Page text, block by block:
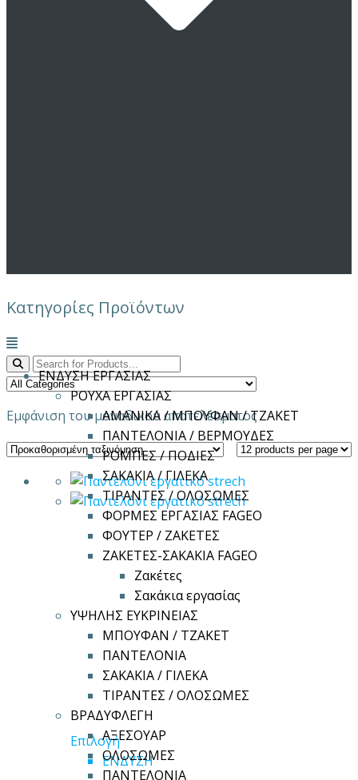
Κατηγορίες Προϊόντων
Μενού
ΕΝΔΥΣΗ ΕΡΓΑΣΙΑΣ
ΡΟΥΧΑ ΕΡΓΑΣΙΑΣ
ΑΜΑΝΙΚΑ / ΜΠΟΥΦΑΝ / ΤΖΑΚΕΤ
ΠΑΝΤΕΛΟΝΙΑ / ΒΕΡΜΟΥΔΕΣ
ΡΟΜΠΕΣ / ΠΟΔΙΕΣ
ΣΑΚΑΚΙΑ / ΓΙΛΕΚΑ
ΤΙΡΑΝΤΕΣ / ΟΛΟΣΩΜΕΣ
ΦΟΡΜΕΣ ΕΡΓΑΣΙΑΣ FAGEO
ΦΟΥΤΕΡ / ΖΑΚΕΤΕΣ
ΖΑΚΕΤΕΣ-ΣΑΚΑΚΙΑ FAGEO
Ζακέτες
Σακάκια εργασίας
ΥΨΗΛΗΣ ΕΥΚΡΙΝΕΙΑΣ
ΜΠΟΥΦΑΝ / ΤΖΑΚΕΤ
ΠΑΝΤΕΛΟΝΙΑ
ΣΑΚΑΚΙΑ / ΓΙΛΕΚΑ
ΤΙΡΑΝΤΕΣ / ΟΛΟΣΩΜΕΣ
ΒΡΑΔΥΦΛΕΓΗ
ΑΞΕΣΟΥΑΡ
ΟΛΟΣΩΜΕΣ
ΠΑΝΤΕΛΟΝΙΑ
Εμφάνιση του μοναδικού αποτελέσματος
ΕπιλογήΑυτό
το
ΕΝΔΥΣΗ